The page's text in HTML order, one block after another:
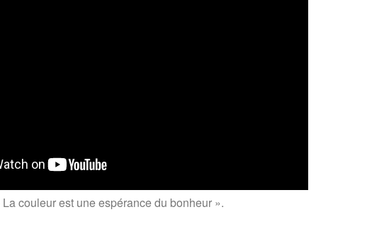
couleur est une espérance du bonheur ».